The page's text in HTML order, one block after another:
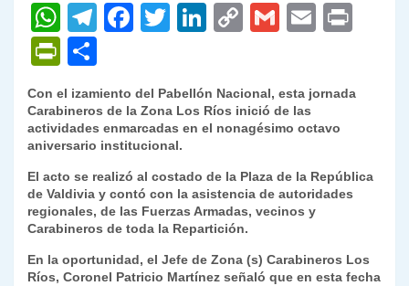
W
h
at
s
A
p
T
gr
a
m
F
e
b
o
o
k
T
er
Li
e
dI
n
C
y
Li
n
k
G
l
E
l
P
ri
nt
Fr
ie
n
dl
y
o
m
p
ar
tir
Con el izamiento del Pabellón Nacional, esta jornada
Carabineros de la Zona Los Ríos inició de las
actividades enmarcadas en el nonagésimo octavo
aniversario institucional.
El acto se realizó al costado de la Plaza de la República
de Valdivia y contó con la asistencia de autoridades
regionales, de las Fuerzas Armadas, vecinos y
Carabineros de toda la Repartición.
En la oportunidad, el Jefe de Zona (s) Carabineros Los
Ríos, Coronel Patricio Martínez señaló que en esta fecha